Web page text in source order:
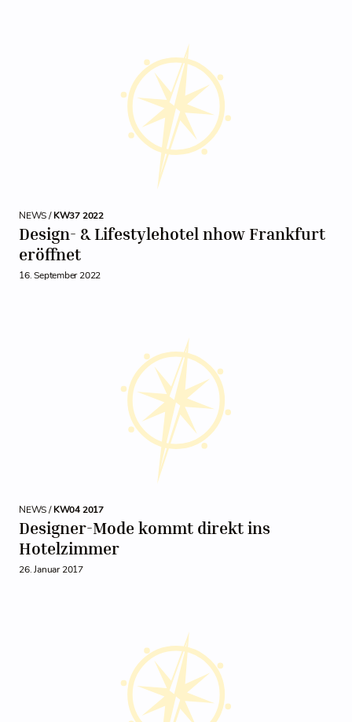
NEWS /KW37 2022
Design- & Lifestylehotel nhow Frankfurt
eröffnet
16. September 2022
NEWS /KW04 2017
Designer-Mode kommt direkt ins
Hotelzimmer
26. Januar 2017